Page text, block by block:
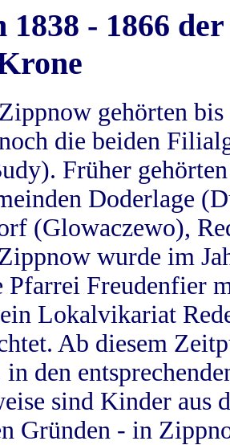
1838 - 1866
gehörten
die beiden
Früher
Doderlage
(Glowaczewo),
wurde im
Pfarrei Freudenfier
Lokalvikariat
Ab diesem
in den
sind Kinder aus
Gründen - in